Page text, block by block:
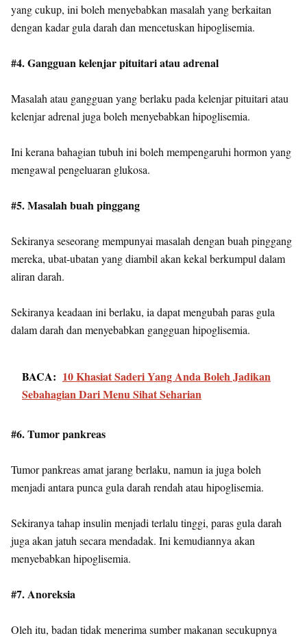
yang cukup, ini boleh menyebabkan masalah yang berkaitan
dengan kadar gula darah dan mencetuskan hipoglisemia.
#4. Gangguan kelenjar pituitari atau adrenal
Masalah atau gangguan yang berlaku pada kelenjar pituitari atau
kelenjar adrenal juga boleh menyebabkan hipoglisemia.
Ini kerana bahagian tubuh ini boleh mempengaruhi hormon yang
mengawal pengeluaran glukosa.
#5. Masalah buah pinggang
Sekiranya seseorang mempunyai masalah dengan buah pinggang
mereka, ubat-ubatan yang diambil akan kekal berkumpul dalam
aliran darah.
Sekiranya keadaan ini berlaku, ia dapat mengubah paras gula
dalam darah dan menyebabkan gangguan hipoglisemia.
BACA: 10 Khasiat Saderi Yang Anda Boleh Jadikan
Sebahagian Dari Menu Sihat Seharian
#6. Tumor pankreas
Tumor pankreas amat jarang berlaku, namun ia juga boleh
menjadi antara punca gula darah rendah atau hipoglisemia.
Sekiranya tahap insulin menjadi terlalu tinggi, paras gula darah
juga akan jatuh secara mendadak. Ini kemudiannya akan
menyebabkan hipoglisemia.
#7. Anoreksia
Oleh itu, badan tidak menerima sumber makanan secukupnya